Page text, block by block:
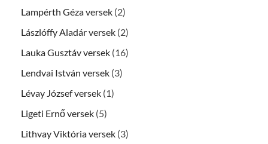
Lampérth Géza versek (2)
Lászlóffy Aladár versek (2)
Lauka Gusztáv versek (16)
Lendvai István versek (3)
Lévay József versek (1)
Ligeti Ernő versek (5)
Lithvay Viktória versek (3)